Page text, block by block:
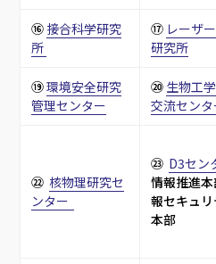
⑯ 接合科学研究
所
⑰ レーザ
研究所
⑲ 環境安全研究
管理センター
⑳ 生物工
交流センタ
㉒ 核物理研究セ
ンター
㉓ D3セン
情報推進
報セキュリ
本部